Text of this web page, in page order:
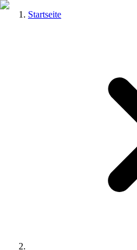
Startseite